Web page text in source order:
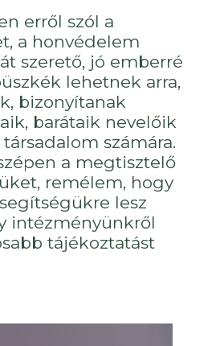
erről szól a
a honvédelem
szerető, jó emberré
lehetnek arra,
bizonyítanak
barátaik nevelőik
számára.
a megtisztelő
remélem, hogy
lesz
intézményünkről
tájékoztatást